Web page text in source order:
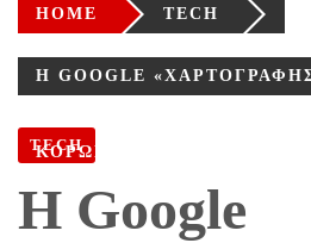
HOME TECH
Η GOOGLE
ΚΟΡΩΝΟΪΌ: ΤΙ ΔΕΊΧΝΕΙ
TECH
Η Google